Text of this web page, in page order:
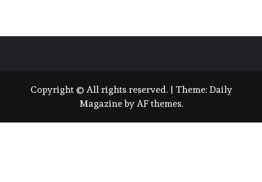
Copyright © All rights reserved. Theme: Daily
Magazineby AF themes.